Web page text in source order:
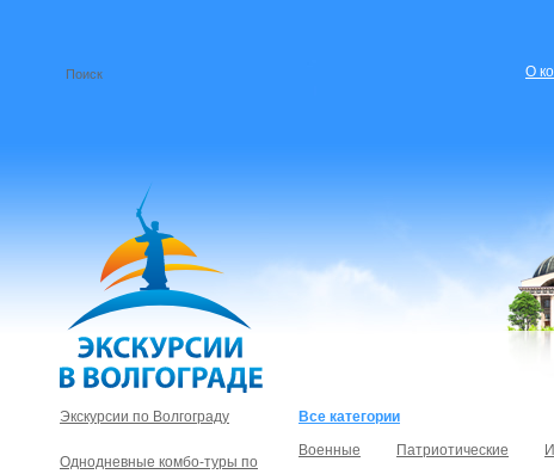
О
Все категории
Военные
Патриотические
Экскурсии по Волгограду
Однодневные комбо-туры по